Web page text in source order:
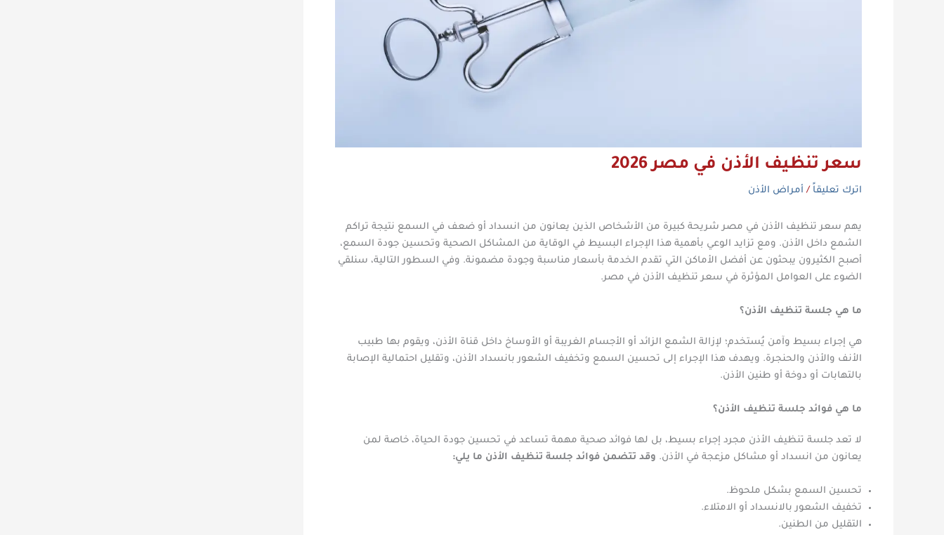
سعر تنظيف الأذن في مصر 2026
اترك تعليقاً / أمراض الأذن
يهم سعر تنظيف الأذن في مصر شريحة كبيرة من الأشخاص الذين يعانون من انسداد أو ضعف في السمع نتيجة تراكم
الشمع داخل الأذن. ومع تزايد الوعي بأهمية هذا الإجراء البسيط في الوقاية من المشاكل الصحية وتحسين جودة السمع،
أصبح الكثيرون يبحثون عن أفضل الأماكن التي تقدم الخدمة بأسعار مناسبة وجودة مضمونة. وفي السطور التالية، سنلقي
الضوء على العوامل المؤثرة في سعر تنظيف الأذن في مصر.
ما هي جلسة تنظيف الأذن؟
هي إجراء بسيط وآمن يُستخدم؛ لإزالة الشمع الزائد أو الأجسام الغريبة أو الأوساخ داخل قناة الأذن، ويقوم بها طبيب
الأنف والأذن والحنجرة. ويهدف هذا الإجراء إلى تحسين السمع وتخفيف الشعور بانسداد الأذن، وتقليل احتمالية الإصابة
بالتهابات أو دوخة أو طنين الأذن.
ما هي فوائد جلسة تنظيف الأذن؟
لا تعد جلسة تنظيف الأذن مجرد إجراء بسيط، بل لها فوائد صحية مهمة تساعد في تحسين جودة الحياة، خاصة لمن
يعانون من انسداد أو مشاكل مزعجة في الأذن. وقد تتضمن فوائد جلسة تنظيف الأذن ما يلي:
تحسين السمع بشكل ملحوظ.
تخفيف الشعور بالانسداد أو الامتلاء.
التقليل من الطنين.